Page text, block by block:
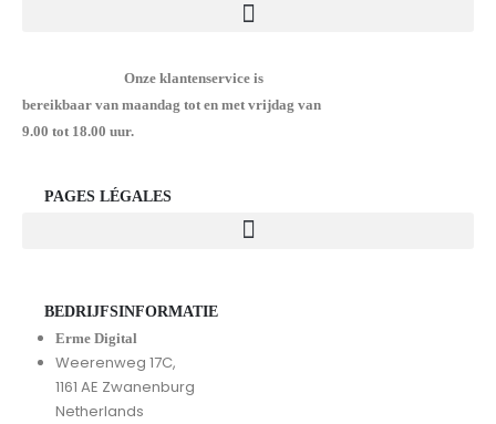
Onze klantenservice is
bereikbaar van maandag tot en met vrijdag van
9.00 tot 18.00 uur.
PAGES LÉGALES
BEDRIJFSINFORMATIE
Erme Digital
Weerenweg 17C,
1161 AE Zwanenburg
Netherlands